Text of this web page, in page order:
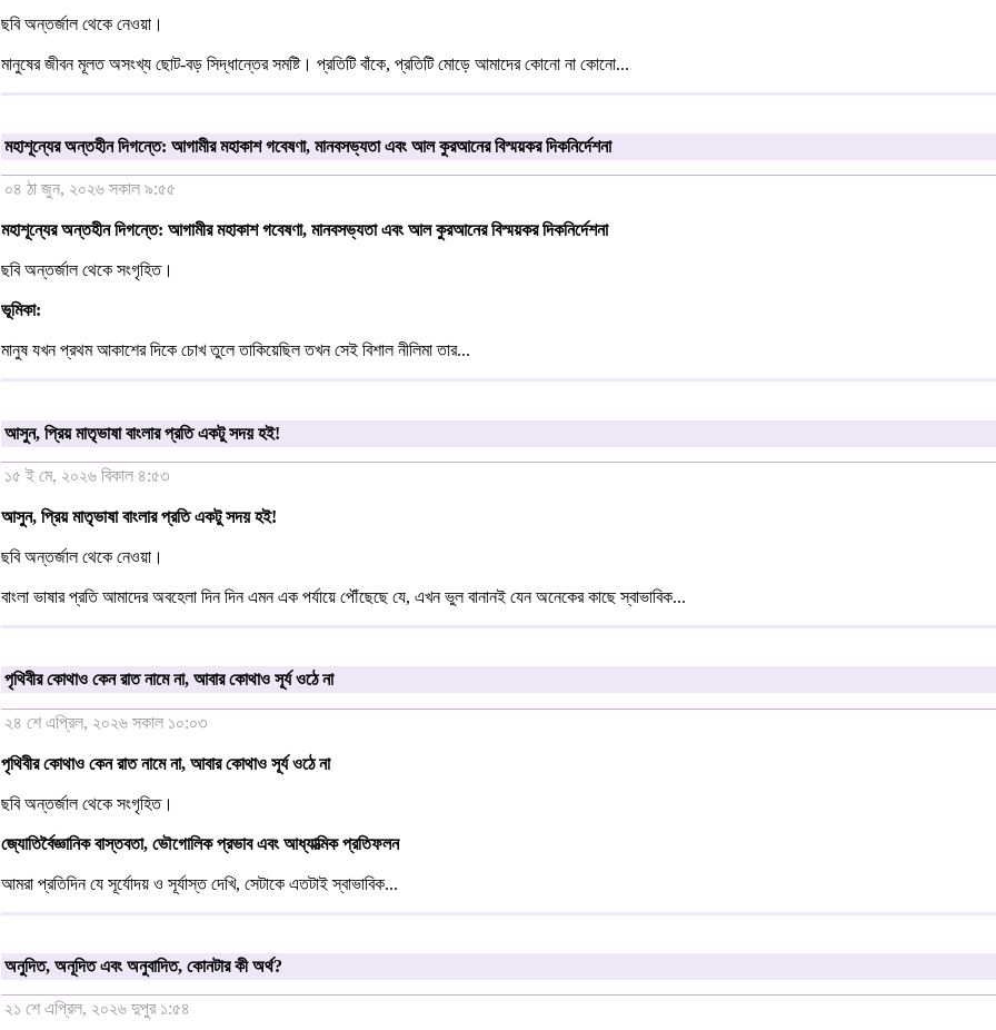
ছবি অন্তর্জাল থেকে নেওয়া।
মানুষের জীবন মূলত অসংখ্য ছোট-বড় সিদ্ধান্তের সমষ্টি। প্রতিটি বাঁকে, প্রতিটি মোড়ে আমাদের কোনো না কোনো...
মহাশূন্যের অন্তহীন দিগন্তে: আগামীর মহাকাশ গবেষণা, মানবসভ্যতা এবং আল কুরআনের বিস্ময়কর দিকনির্দেশনা
০৪ ঠা জুন, ২০২৬ সকাল ৯:৫৫
মহাশূন্যের অন্তহীন দিগন্তে: আগামীর মহাকাশ গবেষণা, মানবসভ্যতা এবং আল কুরআনের বিস্ময়কর দিকনির্দেশনা
ছবি অন্তর্জাল থেকে সংগৃহিত।
ভূমিকা:
মানুষ যখন প্রথম আকাশের দিকে চোখ তুলে তাকিয়েছিল তখন সেই বিশাল নীলিমা তার...
আসুন, প্রিয় মাতৃভাষা বাংলার প্রতি একটু সদয় হই!
১৫ ই মে, ২০২৬ বিকাল ৪:৫৩
আসুন, প্রিয় মাতৃভাষা বাংলার প্রতি একটু সদয় হই!
ছবি অন্তর্জাল থেকে নেওয়া।
বাংলা ভাষার প্রতি আমাদের অবহেলা দিন দিন এমন এক পর্যায়ে পৌঁছেছে যে, এখন ভুল বানানই যেন অনেকের কাছে স্বাভাবিক...
পৃথিবীর কোথাও কেন রাত নামে না, আবার কোথাও সূর্য ওঠে না
২৪ শে এপ্রিল, ২০২৬ সকাল ১০:০৩
পৃথিবীর কোথাও কেন রাত নামে না, আবার কোথাও সূর্য ওঠে না
ছবি অন্তর্জাল থেকে সংগৃহিত।
জ্যোতির্বৈজ্ঞানিক বাস্তবতা, ভৌগোলিক প্রভাব এবং আধ্যাত্মিক প্রতিফলন
আমরা প্রতিদিন যে সূর্যোদয় ও সূর্যাস্ত দেখি, সেটাকে এতটাই স্বাভাবিক...
অনুদিত, অনূদিত এবং অনুবাদিত, কোনটার কী অর্থ?
২১ শে এপ্রিল, ২০২৬ দুপুর ১:৫৪